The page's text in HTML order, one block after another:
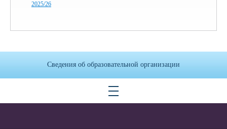
2025/26
Сведения об образовательной организации